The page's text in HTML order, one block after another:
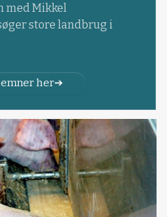
med Mikkel
store landbrug i
her